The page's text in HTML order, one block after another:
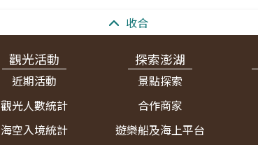
收合
觀光活動
近期活動
觀光人數統計
海空入境統計
探索澎湖
景點探索
合作商家
遊樂船及海上平台